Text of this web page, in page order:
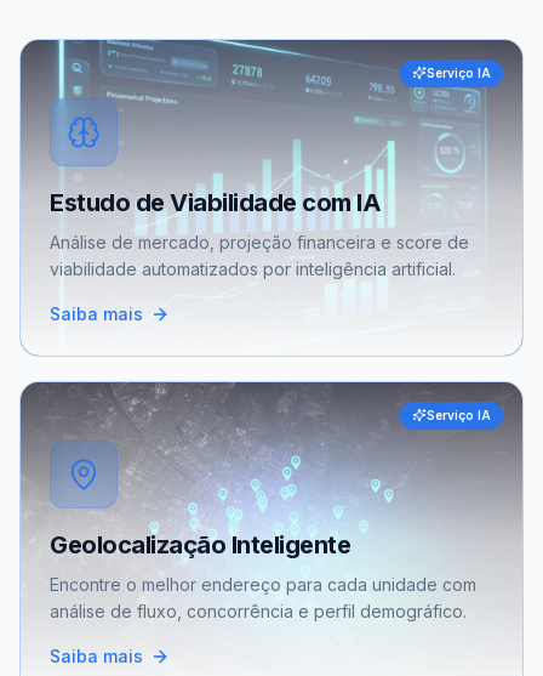
Serviço IA
Estudo de Viabilidade com IA
Análise de mercado, projeção financeira e score de
viabilidade automatizados por inteligência artificial.
Saiba mais
Serviço IA
Geolocalização Inteligente
Encontre o melhor endereço para cada unidade com
análise de fluxo, concorrência e perfil demográfico.
Saiba mais